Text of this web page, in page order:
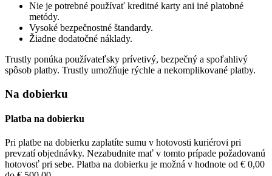
Nie je potrebné používať kreditné karty ani iné platobné
metódy.
Vysoké bezpečnostné štandardy.
Žiadne dodatočné náklady.
Trustly ponúka používateľsky prívetivý, bezpečný a spoľahlivý
spôsob platby. Trustly umožňuje rýchle a nekomplikované platby.
Na dobierku
Platba na dobierku
Pri platbe na dobierku zaplatíte sumu v hotovosti kuriérovi pri
prevzatí objednávky. Nezabudnite mať v tomto prípade požadovanú
hotovosť pri sebe. Platba na dobierku je možná v hodnote od € 0,00